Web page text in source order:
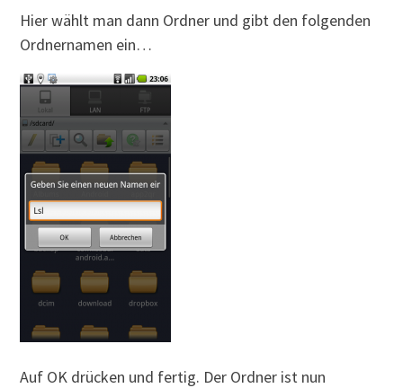
Hier wählt man dann Ordner und gibt den folgenden
Ordnernamen ein…
Auf OK drücken und fertig. Der Ordner ist nun